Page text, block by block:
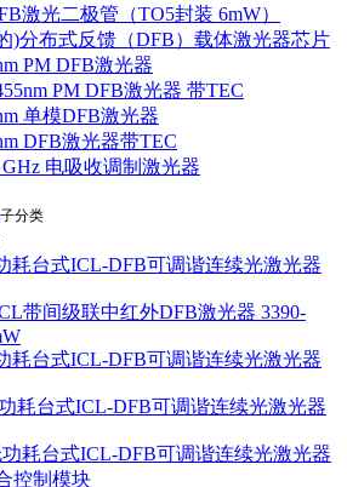
激光二极管（TO5封装 6mW）
)分布式反馈（DFB）载体激光器芯片
PM DFB激光器
PM DFB激光器 带TEC
单模DFB激光器
DFB激光器带TEC
GHz 电吸收调制激光器
子分类
耗台式ICL-DFB可调谐连续光激光器
带间级联中红外DFB激光器 3390-
耗台式ICL-DFB可调谐连续光激光器
耗台式ICL-DFB可调谐连续光激光器
功耗台式ICL-DFB可调谐连续光激光器
控制模块